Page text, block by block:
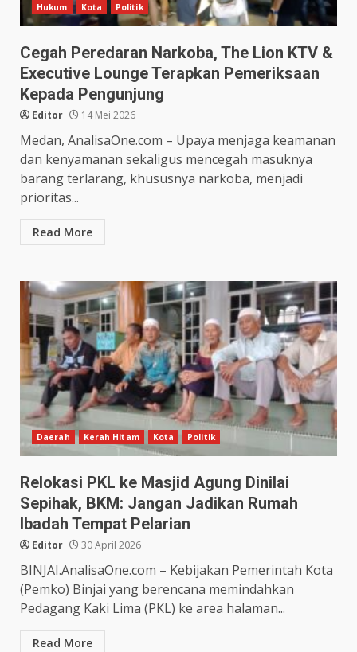
Hukum Kota Politik
Cegah Peredaran Narkoba, The Lion KTV &
Executive Lounge Terapkan Pemeriksaan
Kepada Pengunjung
Editor 14 Mei 2026
Medan, AnalisaOne.com – Upaya menjaga keamanan
dan kenyamanan sekaligus mencegah masuknya
barang terlarang, khususnya narkoba, menjadi
prioritas...
Read More
Daerah Kerah Hitam Kota Politik
Relokasi PKL ke Masjid Agung Dinilai
Sepihak, BKM: Jangan Jadikan Rumah
Ibadah Tempat Pelarian
Editor 30 April 2026
BINJAI.AnalisaOne.com – Kebijakan Pemerintah Kota
(Pemko) Binjai yang berencana memindahkan
Pedagang Kaki Lima (PKL) ke area halaman...
Read More